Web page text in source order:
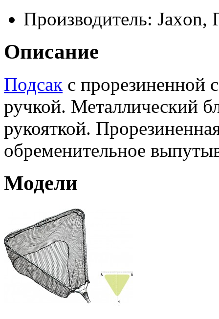
Производитель: Jaxon,
Описание
Подсак с прорезиненной
ручкой. Металлический
рукояткой.
обременительное
Модели